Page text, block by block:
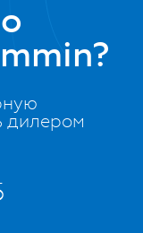
дилером